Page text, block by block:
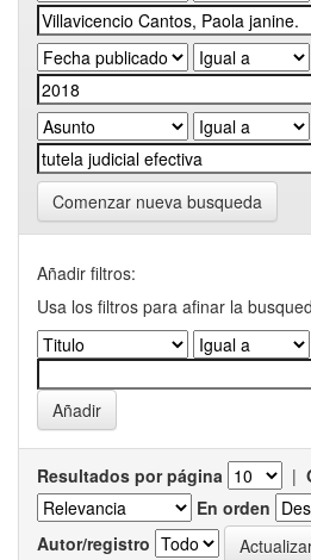
Comenzar nueva busqueda
Añadir filtros:
Usa los filtros para afinar la
Resultados por página |
En orden
Autor/registro